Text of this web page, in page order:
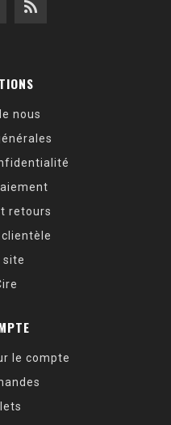
nous
retours
site
le compte